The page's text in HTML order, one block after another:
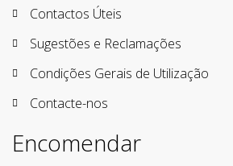
Contactos Úteis
Sugestões e Reclamações
Condições Gerais de Utilização
Contacte-nos
Encomendar